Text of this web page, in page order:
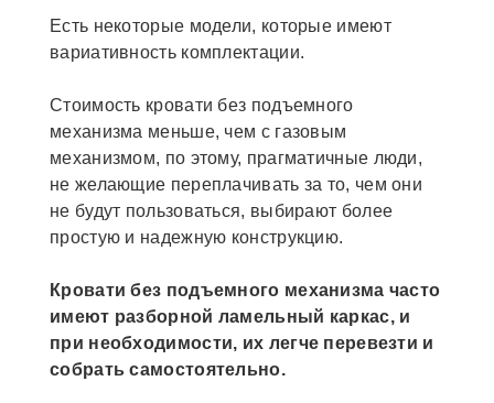
Есть некоторые модели, которые имеют
вариативность комплектации.
Стоимость кровати без подъемного
механизма меньше, чем с газовым
механизмом, по этому, прагматичные люди,
не желающие переплачивать за то, чем они
не будут пользоваться, выбирают более
простую и надежную конструкцию.
Кровати без подъемного механизма часто
имеют разборной ламельный каркас, и
при необходимости, их легче перевезти и
собрать самостоятельно.